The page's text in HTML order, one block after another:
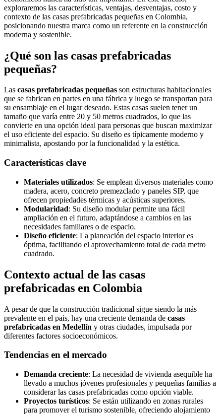
exploraremos las características, ventajas, desventajas, costo y
contexto de las casas prefabricadas pequeñas en Colombia,
posicionando nuestra marca como un referente en la construcción
moderna y sostenible.
¿Qué son las casas prefabricadas
pequeñas?
Las casas prefabricadas pequeñas son estructuras habitacionales
que se fabrican en partes en una fábrica y luego se transportan para
su ensamblaje en el lugar deseado. Estas casas suelen tener un
tamaño que varía entre 20 y 50 metros cuadrados, lo que las
convierte en una opción ideal para personas que buscan maximizar
el uso eficiente del espacio. Su diseño es típicamente moderno y
minimalista, apostando por la funcionalidad y la estética.
Características clave
Materiales utilizados: Se emplean diversos materiales como
madera, acero, concreto premezclado y paneles SIP, que
ofrecen propiedades térmicas y acústicas superiores.
Modularidad: Su diseño modular permite una fácil
ampliación en el futuro, adaptándose a cambios en las
necesidades familiares o de espacio.
Diseño eficiente: La planeación del espacio interior es
óptima, facilitando el aprovechamiento total de cada metro
cuadrado.
Contexto actual de las casas
prefabricadas en Colombia
A pesar de que la construcción tradicional sigue siendo la más
prevalente en el país, hay una creciente demanda de casas
prefabricadas en Medellín y otras ciudades, impulsada por
diferentes factores socioeconómicos.
Tendencias en el mercado
Demanda creciente: La necesidad de vivienda asequible ha
llevado a muchos jóvenes profesionales y pequeñas familias a
considerar las casas prefabricadas como opción viable.
Proyectos turísticos: Se están utilizando en zonas rurales
para promover el turismo sostenible, ofreciendo alojamiento